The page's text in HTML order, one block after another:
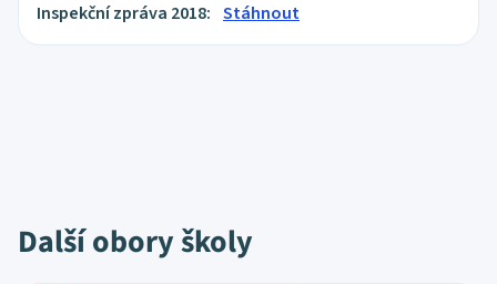
Inspekční zpráva 2018: Stáhnout
Další obory školy